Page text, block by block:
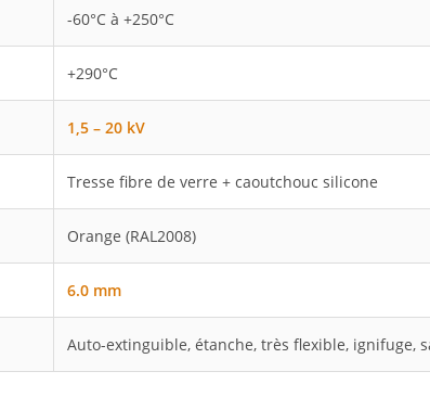
-60°C à +250°C
+290°C
1,5 – 20 kV
Tresse fibre de verre + caoutchouc silicone
Orange (RAL2008)
6.0 mm
Auto-extinguible, étanche, très flexible, ignifuge,